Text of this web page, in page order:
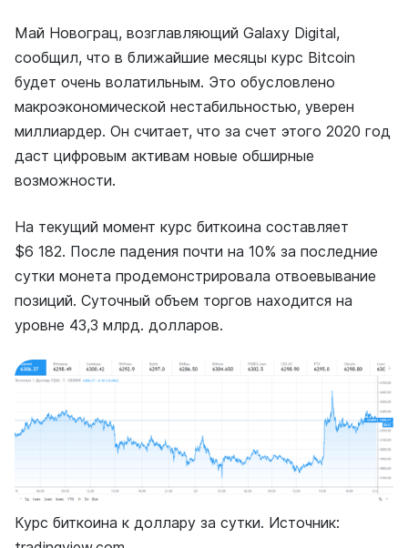
Май Новограц, возглавляющий Galaxy Digital,
сообщил, что в ближайшие месяцы курс Bitcoin
будет очень волатильным. Это обусловлено
макроэкономической нестабильностью, уверен
миллиардер. Он считает, что за счет этого 2020 год
даст цифровым активам новые обширные
возможности.
На текущий момент курс биткоина составляет
$6 182. После падения почти на 10% за последние
сутки монета продемонстрировала отвоевывание
позиций. Суточный объем торгов находится на
уровне 43,3 млрд. долларов.
Курс биткоина к доллару за сутки. Источник: